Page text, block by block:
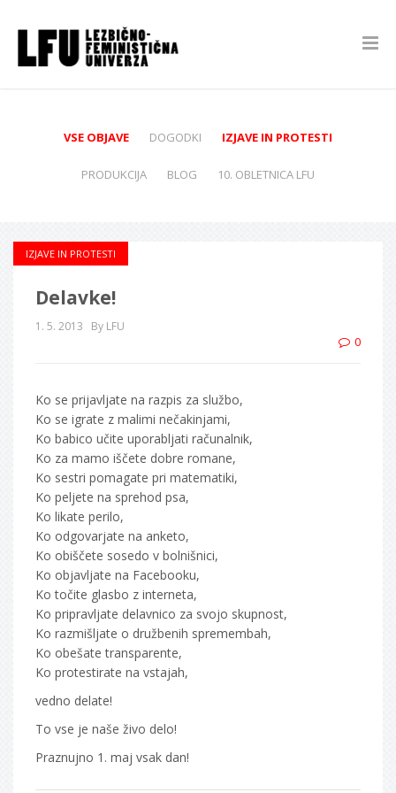
VSE OBJAVE DOGODKI IZJAVE IN PROTESTI
PRODUKCIJA BLOG 10. OBLETNICA LFU
IZJAVE IN PROTESTI
Delavke!
1. 5. 2013 By LFU
0
Ko se prijavljate na razpis za službo,
Ko se igrate z malimi nečakinjami,
Ko babico učite uporabljati računalnik,
Ko za mamo iščete dobre romane,
Ko sestri pomagate pri matematiki,
Ko peljete na sprehod psa,
Ko likate perilo,
Ko odgovarjate na anketo,
Ko obiščete sosedo v bolnišnici,
Ko objavljate na Facebooku,
Ko točite glasbo z interneta,
Ko pripravljate delavnico za svojo skupnost,
Ko razmišljate o družbenih spremembah,
Ko obešate transparente,
Ko protestirate na vstajah,
vedno delate!
To vse je naše živo delo!
Praznujno 1. maj vsak dan!